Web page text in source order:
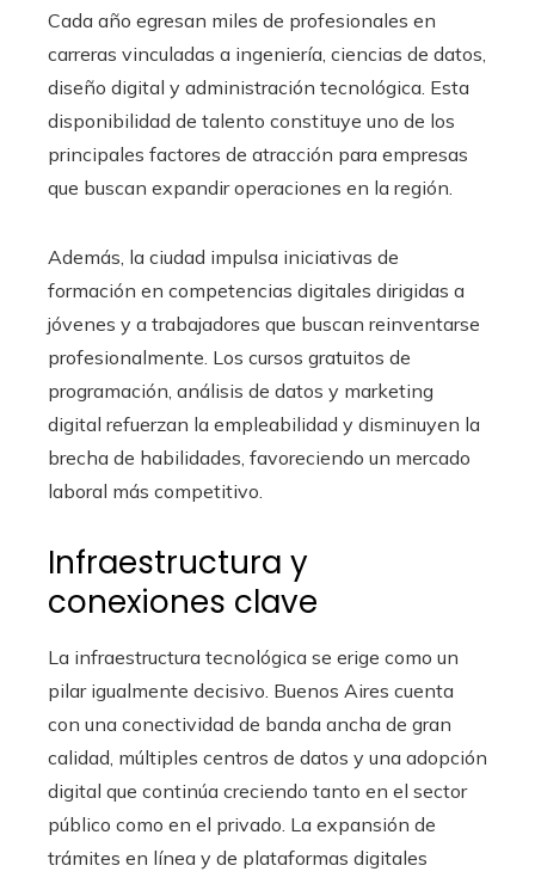
Cada año egresan miles de profesionales en
carreras vinculadas a ingeniería, ciencias de datos,
diseño digital y administración tecnológica. Esta
disponibilidad de talento constituye uno de los
principales factores de atracción para empresas
que buscan expandir operaciones en la región.
Además, la ciudad impulsa iniciativas de
formación en competencias digitales dirigidas a
jóvenes y a trabajadores que buscan reinventarse
profesionalmente. Los cursos gratuitos de
programación, análisis de datos y marketing
digital refuerzan la empleabilidad y disminuyen la
brecha de habilidades, favoreciendo un mercado
laboral más competitivo.
Infraestructura y
conexiones clave
La infraestructura tecnológica se erige como un
pilar igualmente decisivo. Buenos Aires cuenta
con una conectividad de banda ancha de gran
calidad, múltiples centros de datos y una adopción
digital que continúa creciendo tanto en el sector
público como en el privado. La expansión de
trámites en línea y de plataformas digitales